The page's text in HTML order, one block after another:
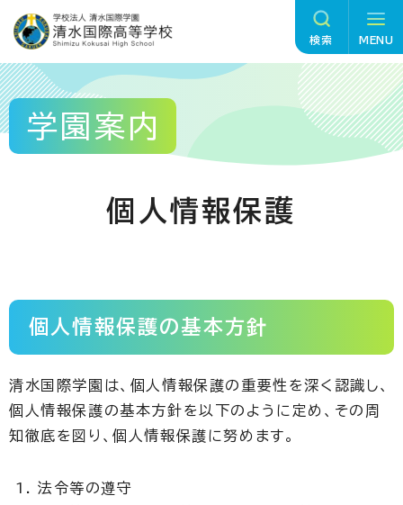
ロ
ー
バ
ル
文
へ
ー
カ
ル
ナ
ッ
タ
ー
へ
検索 MENU
学園案内
個人情報保護
個人情報保護の基本方針
清水国際学園は、個人情報保護の重要性を深く認識し、
個人情報保護の基本方針を以下のように定め、その周
知徹底を図り、個人情報保護に努めます。
法令等の遵守